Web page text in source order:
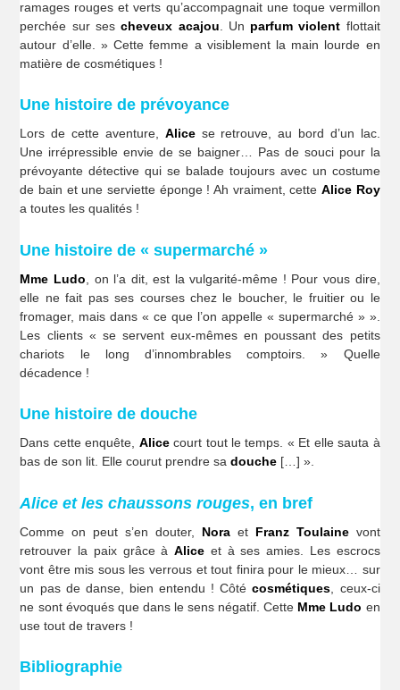
ramages rouges et verts qu’accompagnait une toque vermillon
perchée sur sescheveux acajou . Un parfum violent flottait
autour d’elle. » Cette femme a visiblement la main lourde en
matière de cosmétiques !
Une histoire de prévoyance
Lors de cette aventure, Alicese retrouve, au bord d’un lac.
Une irrépressible envie de se baigner… Pas de souci pour la
prévoyante détective qui se balade toujours avec un costume
de bain et une serviette éponge ! Ah vraiment, cette Alice Roy
a toutes les qualités !
Une histoire de « supermarché »
Mme Ludo , on l’a dit, est la vulgarité-même ! Pour vous dire,
elle ne fait pas ses courses chez le boucher, le fruitier ou le
fromager, mais dans « ce que l’on appelle « supermarché » ».
Les clients « se servent eux-mêmes en poussant des petits
chariots le long d’innombrables comptoirs. » Quelle
décadence !
Une histoire de douche
Dans cette enquête, Alicecourt tout le temps. « Et elle sauta à
bas de son lit. Elle courut prendre sadouche […] ».
Alice et les chaussons rouges, en bref
Comme on peut s’en douter, Noraet Franz Toulainevont
retrouver la paix grâce àAlice et à ses amies. Les escrocs
vont être mis sous les verrous et tout finira pour le mieux… sur
un pas de danse, bien entendu ! Côtécosmétiques , ceux-ci
ne sont évoqués que dans le sens négatif. Cette Mme Ludo en
use tout de travers !
Bibliographie